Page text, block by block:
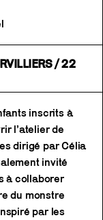
/ 22
inscrits à
l’atelier de
dirigé par Célia
invité
à collaborer
du monstre
par les